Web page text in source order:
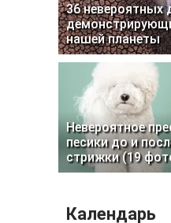
36 невероятных
нашей планеты
Невероятное
песики до и
стрижки (19
Календарь